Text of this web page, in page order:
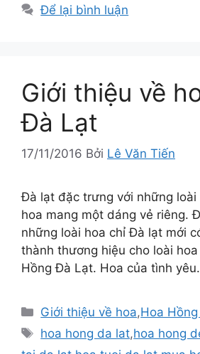
Để lại bình luận
Giới thiệu về
Đà Lạt
17/11/2016 Bởi Lê Văn Tiến
Đà lạt đặc trưng với những loài
hoa mang một dáng vẻ riêng.
những loài hoa chỉ Đà lạt mới
thành thương hiệu cho loài
Hồng Đà Lạt. Hoa của tình yêu.
Danh
mục
Giới thiệu về hoa,Hoa
Thẻ
hoa hong da lat,hoa hong